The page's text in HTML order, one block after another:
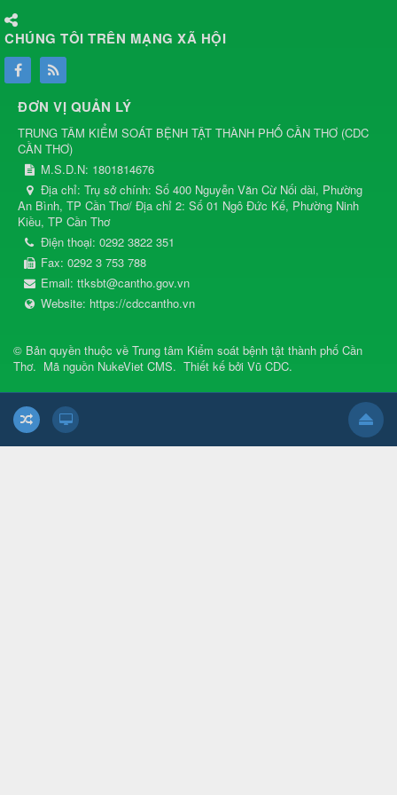
CHÚNG TÔI TRÊN MẠNG XÃ HỘI
ĐƠN VỊ QUẢN LÝ
TRUNG TÂM KIỂM SOÁT BỆNH TẬT THÀNH PHỐ CẦN THƠ (CDC
CẦN THƠ)
M.S.D.N: 1801814676
Địa chỉ: Trụ sở chính: Số 400 Nguyễn Văn Cừ Nối dài, Phường
An Bình, TP Cần Thơ/ Địa chỉ 2: Số 01 Ngô Đức Kế, Phường Ninh
Kiều, TP Cần Thơ
Điện thoại: 0292 3822 351
Fax: 0292 3 753 788
Email: ttksbt@cantho.gov.vn
Website: https://cdccantho.vn
© Bản quyền thuộc về Trung tâm Kiểm soát bệnh tật thành phố Cần
Thơ. Mã nguồn NukeViet CMS. Thiết kế bởi Vũ CDC.